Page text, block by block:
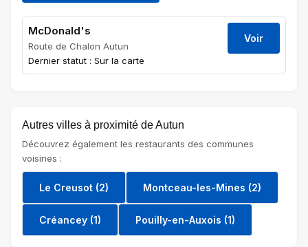
McDonald's
Route de Chalon Autun
Dernier statut : Sur la carte
Voir
Autres villes à proximité de Autun
Découvrez également les restaurants des communes
voisines :
Le Creusot (2) Montceau-les-Mines (2)
Créancey (1) Pouilly-en-Auxois (1)